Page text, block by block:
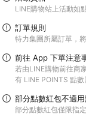
LINE購物站上活動如
訂單規則
特力集團所屬訂單，
前往 App 下單注意
若由LINE購物前往商
有 LINE POINTS 點數
部分點數紅包不適
部分點數紅包僅限指